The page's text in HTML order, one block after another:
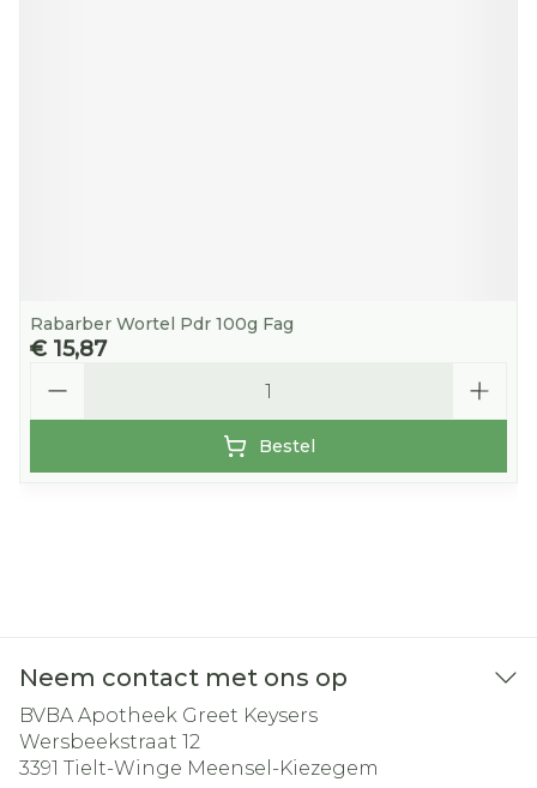
Rabarber Wortel Pdr 100g Fag
€ 15,87
Bestel
Neem contact met ons op
BVBA Apotheek Greet Keysers
Wersbeekstraat 12
3391 Tielt-Winge Meensel-Kiezegem